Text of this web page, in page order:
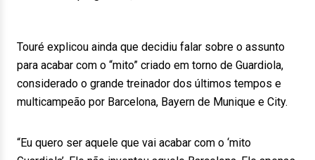
Touré explicou ainda que decidiu falar sobre o assunto
para acabar com o “mito” criado em torno de Guardiola,
considerado o grande treinador dos últimos tempos e
multicampeão por Barcelona, Bayern de Munique e City.
“Eu quero ser aquele que vai acabar com o ‘mito